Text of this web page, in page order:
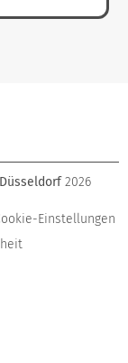
2026
Einstellungen